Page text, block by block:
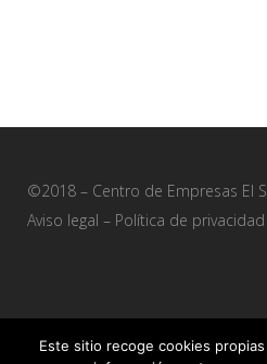
©2018 – Centro de Empresas El
Aviso legal – Política de privacidad
Este sitio recoge cookies